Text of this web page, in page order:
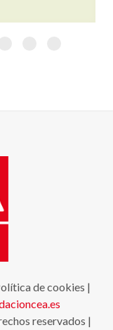
de cookies |
reservados |